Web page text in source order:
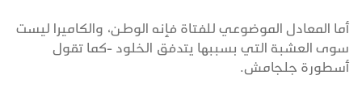
أما المعادل الموضوعي للفتاة فإنه الوطن، والكاميرا ليست
سوى العشبة التي بسببها يتدفق الخلود -كما تقول
أسطورة جلجامش.